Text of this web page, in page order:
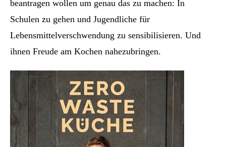
beantragen wollen um genau das zu machen: In
Schulen zu gehen und Jugendliche für
Lebensmittelverschwendung zu sensibilisieren. Und
ihnen Freude am Kochen nahezubringen.